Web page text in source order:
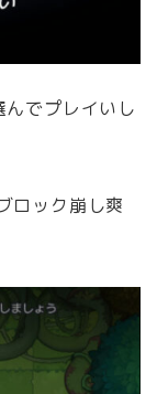
でプレイいし
ロック崩し爽